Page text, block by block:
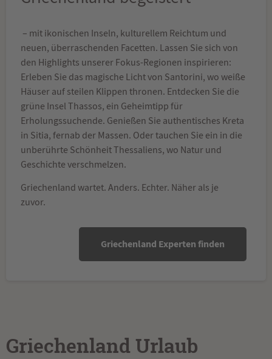
– mit ikonischen Inseln, kulturellem Reichtum und
neuen, überraschenden Facetten. Lassen Sie sich von
den Highlights unserer Fokus-Regionen inspirieren:
Erleben Sie das magische Licht von Santorini, wo weiße
Häuser auf steilen Klippen thronen. Entdecken Sie die
grüne Insel Thassos, ein Geheimtipp für
Erholungssuchende. Genießen Sie authentisches Kreta
in Sitia, fernab der Massen. Oder tauchen Sie ein in die
unberührte Schönheit Thessaliens, wo Natur und
Geschichte verschmelzen.
Griechenland wartet. Anders. Echter. Näher als je
zuvor.
Griechenland Experten finden
Griechenland Urlaub